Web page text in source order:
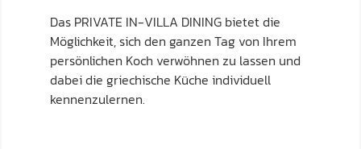
Das PRIVATE IN-VILLA DINING bietet die
Möglichkeit, sich den ganzen Tag von Ihrem
persönlichen Koch verwöhnen zu lassen und
dabei die griechische Küche individuell
kennenzulernen.